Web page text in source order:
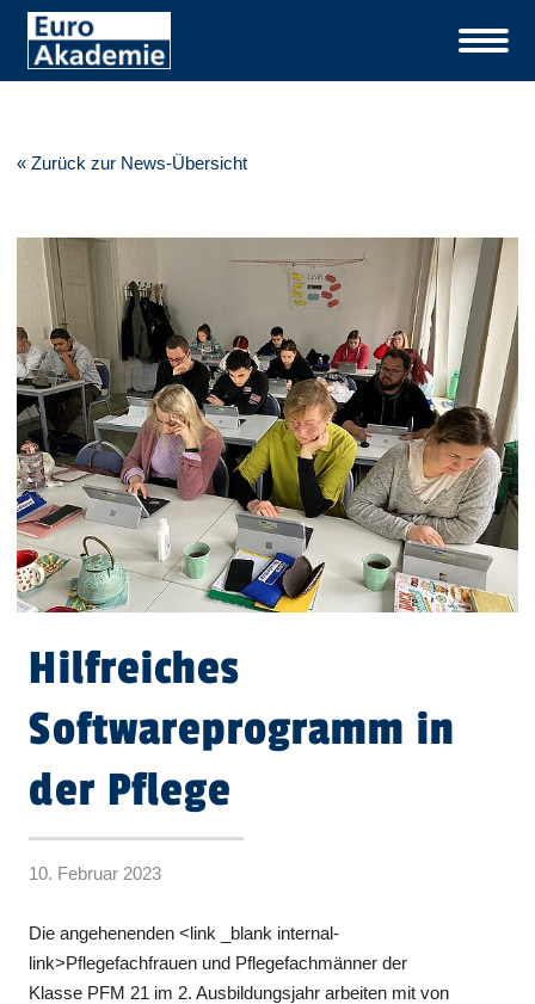
« Zurück zur News-Übersicht
Hilfreiches
Softwareprogramm in
der Pflege
10. Februar 2023
Die angehenenden <link _blank internal-
link>Pflegefachfrauen und Pflegefachmänner der
Klasse PFM 21 im 2. Ausbildungsjahr arbeiten mit von